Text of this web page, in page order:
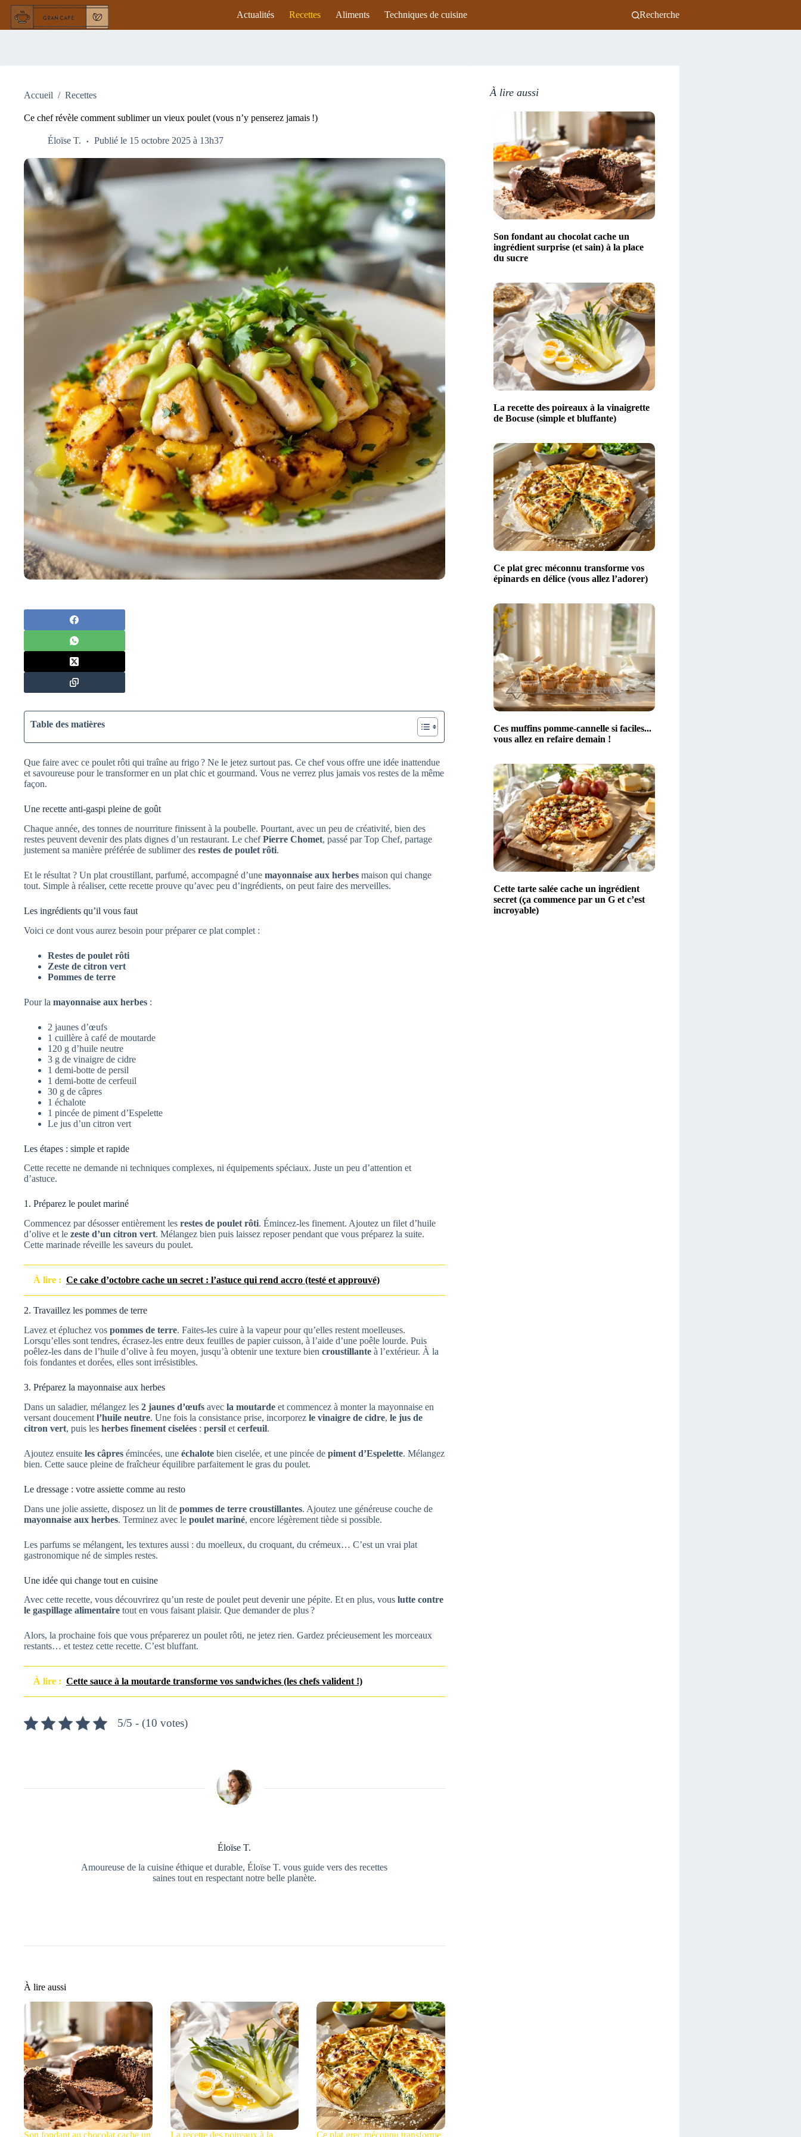
Passer
contenu
Actualités Recettes Aliments Techniques de cuisine Recherche
Accueil / Recettes
Ce chef révèle comment sublimer un vieux poulet (vous n’y penserez jamais !)
Éloïse T. Publié le 15 octobre 2025 à 13h37
Table des matières
Que faire avec ce poulet rôti qui traîne au frigo ? Ne le jetez surtout pas. Ce chef vous offre une idée inattendue
et savoureuse pour le transformer en un plat chic et gourmand. Vous ne verrez plus jamais vos restes de la même
façon.
Une recette anti-gaspi pleine de goût
Chaque année, des tonnes de nourriture finissent à la poubelle. Pourtant, avec un peu de créativité, bien des
restes peuvent devenir des plats dignes d’un restaurant. Le chefPierre Chomet, passé par Top Chef, partage
justement sa manière préférée de sublimer des restes de poulet rôti.
Et le résultat ? Un plat croustillant, parfumé, accompagné d’une mayonnaise aux herbes maison qui change
tout. Simple à réaliser, cette recette prouve qu’avec peu d’ingrédients, on peut faire des merveilles.
Les ingrédients qu’il vous faut
Voici ce dont vous aurez besoin pour préparer ce plat complet :
Restes de poulet rôti
Zeste de citron vert
Pommes de terre
Pour la mayonnaise aux herbes :
2 jaunes d’œufs
1 cuillère à café de moutarde
120 g d’huile neutre
3 g de vinaigre de cidre
1 demi-botte de persil
1 demi-botte de cerfeuil
30 g de câpres
1 échalote
1 pincée de piment d’Espelette
Le jus d’un citron vert
Les étapes : simple et rapide
Cette recette ne demande ni techniques complexes, ni équipements spéciaux. Juste un peu d’attention et
d’astuce.
1. Préparez le poulet mariné
Commencez par désosser entièrement les restes de poulet rôti. Émincez-les finement. Ajoutez un filet d’huile
d’olive et le zeste d’un citron vert. Mélangez bien puis laissez reposer pendant que vous préparez la suite.
Cette marinade réveille les saveurs du poulet.
À lire : Ce cake d’octobre cache un secret : l’astuce qui rend accro (testé et approuvé)
2. Travaillez les pommes de terre
Lavez et épluchez vos pommes de terre. Faites-les cuire à la vapeur pour qu’elles restent moelleuses.
Lorsqu’elles sont tendres, écrasez-les entre deux feuilles de papier cuisson, à l’aide d’une poêle lourde. Puis
poêlez-les dans de l’huile d’olive à feu moyen, jusqu’à obtenir une texture bien croustillante à l’extérieur. À la
fois fondantes et dorées, elles sont irrésistibles.
3. Préparez la mayonnaise aux herbes
Dans un saladier, mélangez les 2 jaunes d’œufs avec la moutarde et commencez à monter la mayonnaise en
versant doucement l’huile neutre. Une fois la consistance prise, incorporez le vinaigre de cidre, le jus de
citron vert, puis les herbes finement ciselées : persil et cerfeuil.
Ajoutez ensuite les câpres émincées, une échalote bien ciselée, et une pincée de piment d’Espelette. Mélangez
bien. Cette sauce pleine de fraîcheur équilibre parfaitement le gras du poulet.
Le dressage : votre assiette comme au resto
Dans une jolie assiette, disposez un lit de pommes de terre croustillantes. Ajoutez une généreuse couche de
mayonnaise aux herbes. Terminez avec le poulet mariné, encore légèrement tiède si possible.
Les parfums se mélangent, les textures aussi : du moelleux, du croquant, du crémeux… C’est un vrai plat
gastronomique né de simples restes.
Une idée qui change tout en cuisine
Avec cette recette, vous découvrirez qu’un reste de poulet peut devenir une pépite. Et en plus, vous lutte contre
le gaspillage alimentaire tout en vous faisant plaisir. Que demander de plus ?
Alors, la prochaine fois que vous préparerez un poulet rôti, ne jetez rien. Gardez précieusement les morceaux
restants… et testez cette recette. C’est bluffant.
À lire : Cette sauce à la moutarde transforme vos sandwiches (les chefs valident !)
5/5 - (10 votes)
Éloïse T.
Amoureuse de la cuisine éthique et durable, Éloïse T. vous guide vers des recettes
saines tout en respectant notre belle planète.
À lire aussi
À lire aussi
Son fondant au chocolat cache un
ingrédient surprise (et sain) à la place
du sucre
La recette des poireaux à la vinaigrette
de Bocuse (simple et bluffante)
Ce plat grec méconnu transforme vos
épinards en délice (vous allez l’adorer)
Ces muffins pomme-cannelle si faciles...
vous allez en refaire demain !
Cette tarte salée cache un ingrédient
secret (ça commence par un G et c’est
incroyable)